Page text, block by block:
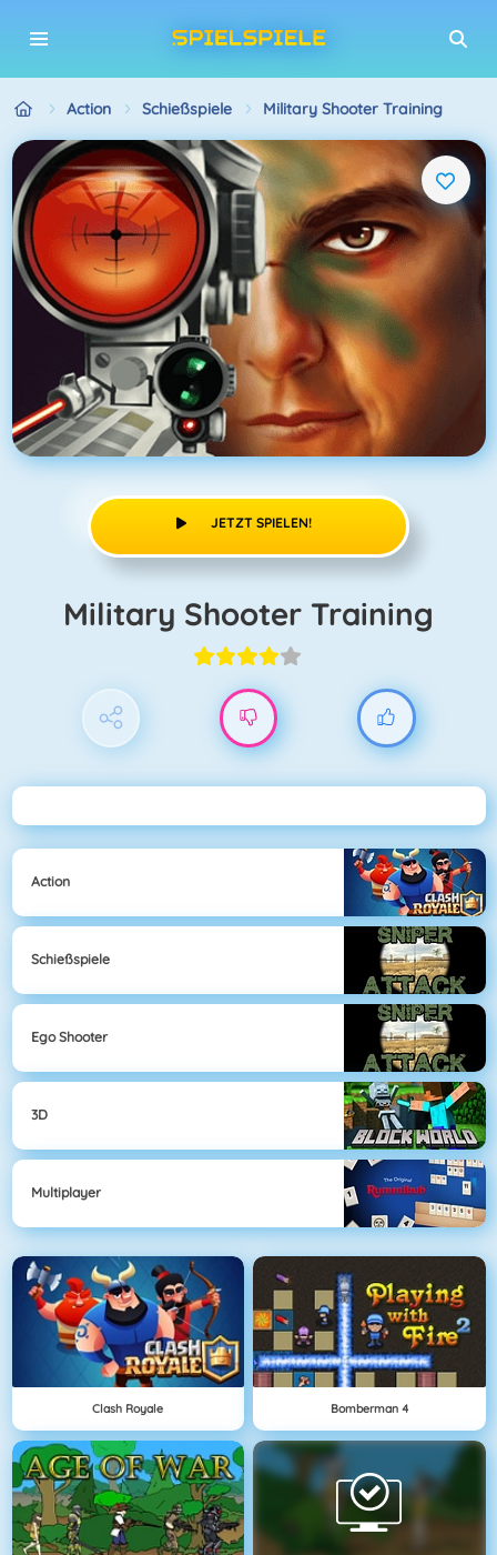
Action Schießspiele Military Shooter Training
JETZT SPIELEN!
Military Shooter Training
Action
Schießspiele
Ego Shooter
3D
Multiplayer
Clash Royale Bomberman 4